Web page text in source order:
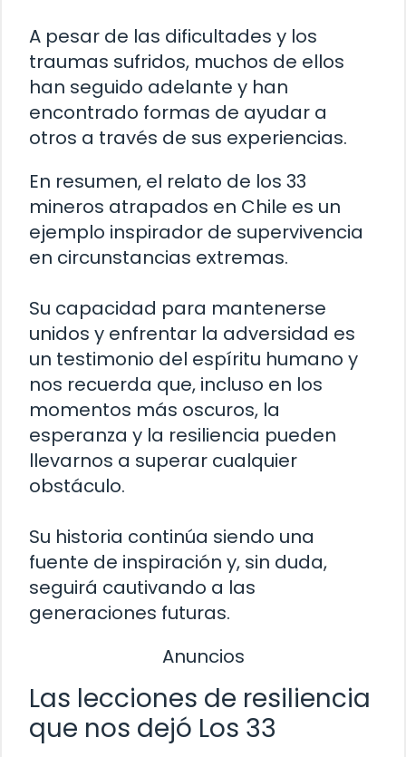
A pesar de las dificultades y los
traumas sufridos, muchos de ellos
han seguido adelante y han
encontrado formas de ayudar a
otros a través de sus experiencias.
En resumen, el relato de los 33
mineros atrapados en Chile es un
ejemplo inspirador de supervivencia
en circunstancias extremas.
Su capacidad para mantenerse
unidos y enfrentar la adversidad es
un testimonio del espíritu humano y
nos recuerda que, incluso en los
momentos más oscuros, la
esperanza y la resiliencia pueden
llevarnos a superar cualquier
obstáculo.
Su historia continúa siendo una
fuente de inspiración y, sin duda,
seguirá cautivando a las
generaciones futuras.
Anuncios
Las lecciones de resiliencia
que nos dejó Los 33